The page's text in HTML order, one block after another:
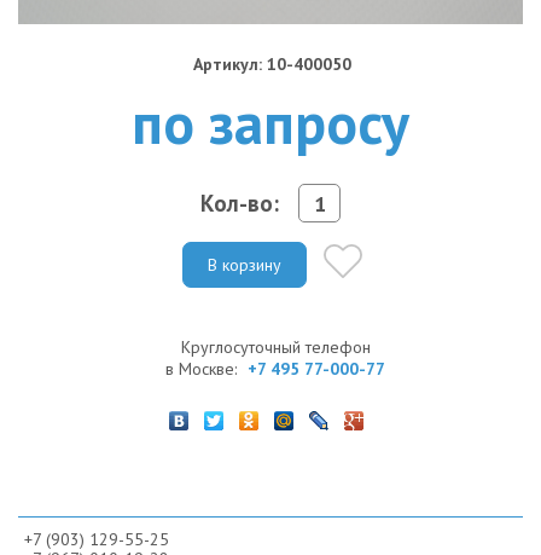
Артикул: 10-400050
по запросу
Кол-во:
В корзину
Круглосуточный телефон
в Москве: +7 495 77-000-77
+7 (903) 129-55-25